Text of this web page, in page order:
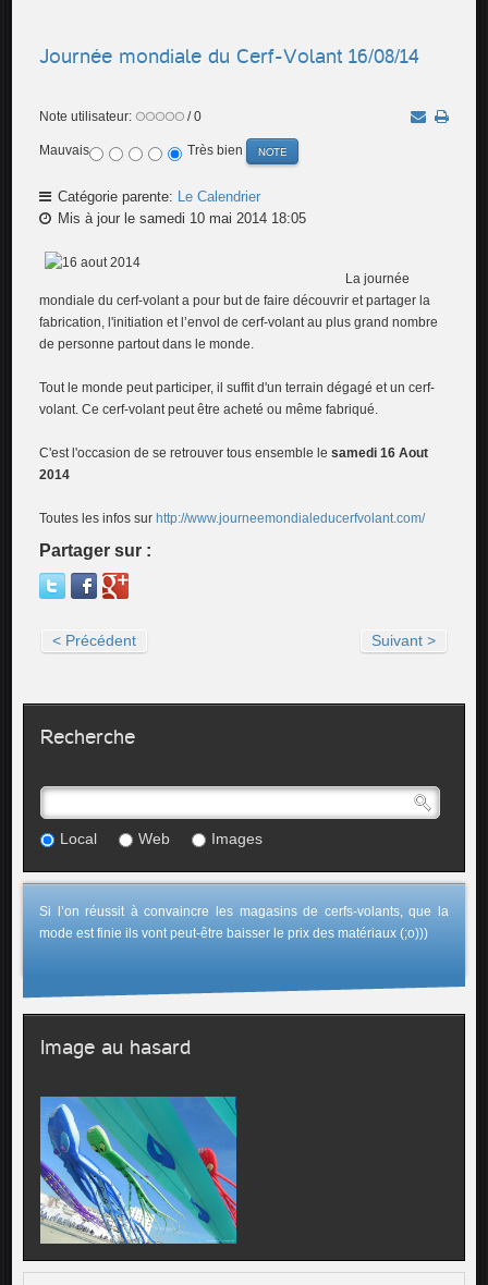
Journée mondiale du Cerf-Volant 16/08/14
Note utilisateur: / 0
Mauvais Très bien
Catégorie parente: Le Calendrier
Mis à jour le samedi 10 mai 2014 18:05
La journée
mondiale du cerf-volant a pour but de faire découvrir et partager la
fabrication, l'initiation et l’envol de cerf-volant au plus grand nombre
de personne partout dans le monde.
Tout le monde peut participer, il suffit d'un terrain dégagé et un cerf-
volant. Ce cerf-volant peut être acheté ou même fabriqué.
C'est l'occasion de se retrouver tous ensemble lesamedi 16 Aout
2014
Toutes les infos sur http://www.journeemondialeducerfvolant.com/
Partager sur :
< Précédent Suivant >
Recherche
Local Web Images
Si l’on réussit à convaincre les magasins de cerfs-volants, que la
mode est finie ils vont peut-être baisser le prix des matériaux (;o)))
Image au hasard